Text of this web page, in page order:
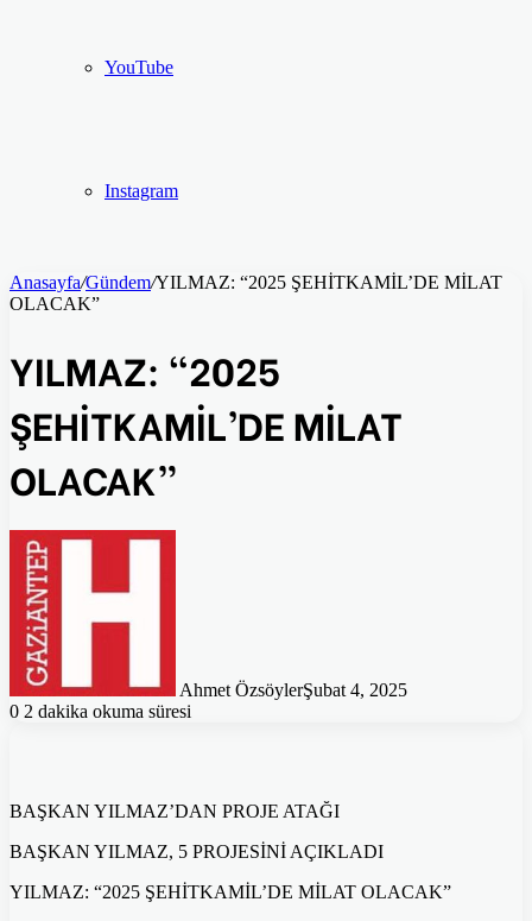
YouTube
Instagram
Anasayfa/Gündem/YILMAZ: “2025 ŞEHİTKAMİL’DE MİLAT
OLACAK”
YILMAZ: “2025
ŞEHİTKAMİL’DE MİLAT
OLACAK”
Ahmet ÖzsöylerŞubat 4, 2025
0 2 dakika okuma süresi
BAŞKAN YILMAZ’DAN PROJE ATAĞI
BAŞKAN YILMAZ, 5 PROJESİNİ AÇIKLADI
YILMAZ: “2025 ŞEHİTKAMİL’DE MİLAT OLACAK”